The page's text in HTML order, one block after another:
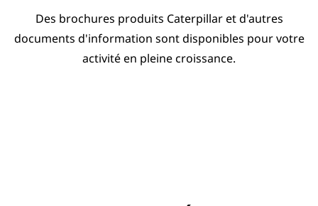
Des brochures produits Caterpillar et d'autres
documents d'information sont disponibles pour votre
activité en pleine croissance.